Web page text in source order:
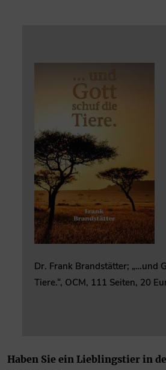
Dr. Frank Brandstätter; „…und
Tiere.“, OCM, 111 Seiten, 20
Haben Sie ein Lieblingstier in